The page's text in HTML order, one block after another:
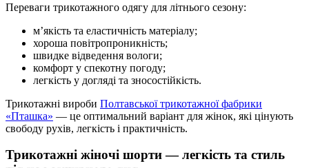
Переваги трикотажного одягу для літнього сезону:
м’якість та еластичність матеріалу;
хороша повітропроникність;
швидке відведення вологи;
комфорт у спекотну погоду;
легкість у догляді та зносостійкість.
Трикотажні вироби Полтавської трикотажної фабрики
«Пташка» — це оптимальний варіант для жінок, які цінують
свободу рухів, легкість і практичність.
Трикотажні жіночі шорти — легкість та стиль